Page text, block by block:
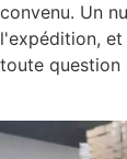
convenu. Un
l'expédition,
toute question